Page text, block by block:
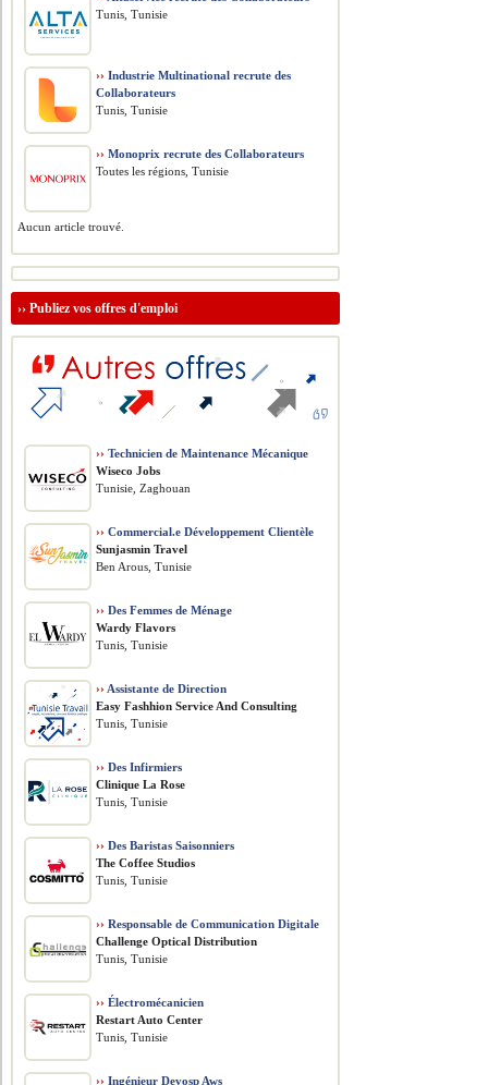
Tunis, Tunisie
›› Industrie Multinational recrute des
Collaborateurs
Tunis, Tunisie
›› Monoprix recrute des Collaborateurs
Toutes les régions, Tunisie
Aucun article trouvé.
››Publiez vos offres d'emploi
›› Technicien de Maintenance Mécanique
Wiseco Jobs
Tunisie, Zaghouan
›› Commercial.e Développement Clientèle
Sunjasmin Travel
Ben Arous, Tunisie
›› Des Femmes de Ménage
Wardy Flavors
Tunis, Tunisie
›› Assistante de Direction
Easy Fashhion Service And Consulting
Tunis, Tunisie
›› Des Infirmiers
Clinique La Rose
Tunis, Tunisie
›› Des Baristas Saisonniers
The Coffee Studios
Tunis, Tunisie
›› Responsable de Communication Digitale
Challenge Optical Distribution
Tunis, Tunisie
›› Électromécanicien
Restart Auto Center
Tunis, Tunisie
›› Ingénieur Devosp Aws